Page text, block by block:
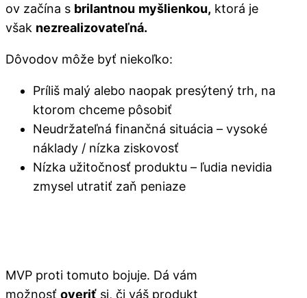
ov začína s brilantnou myšlienkou, ktorá je
však nezrealizovateľná.
Dôvodov môže byť niekoľko:
Príliš malý alebo naopak presýtený trh, na
ktorom chceme pôsobiť
Neudržateľná finančná situácia – vysoké
náklady / nízka ziskovosť
Nízka užitočnosť produktu – ľudia nevidia
zmysel utratiť zaň peniaze
MVP proti tomuto bojuje. Dá vám
možnosť overiť si, či váš produkt